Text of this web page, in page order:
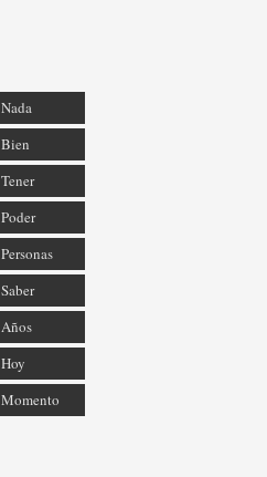
Nada
Bien
Tener
Poder
Personas
Saber
Años
Hoy
Momento